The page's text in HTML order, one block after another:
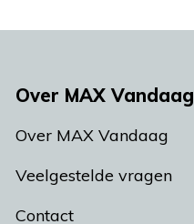
Over MAX Vandaag
Over MAX Vandaag
Veelgestelde vragen
Contact